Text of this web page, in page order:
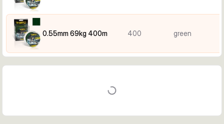
0.55mm 69kg 400m 400 green